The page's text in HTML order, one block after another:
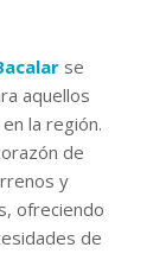
se
aquellos
la región.
de
y
ofreciendo
de